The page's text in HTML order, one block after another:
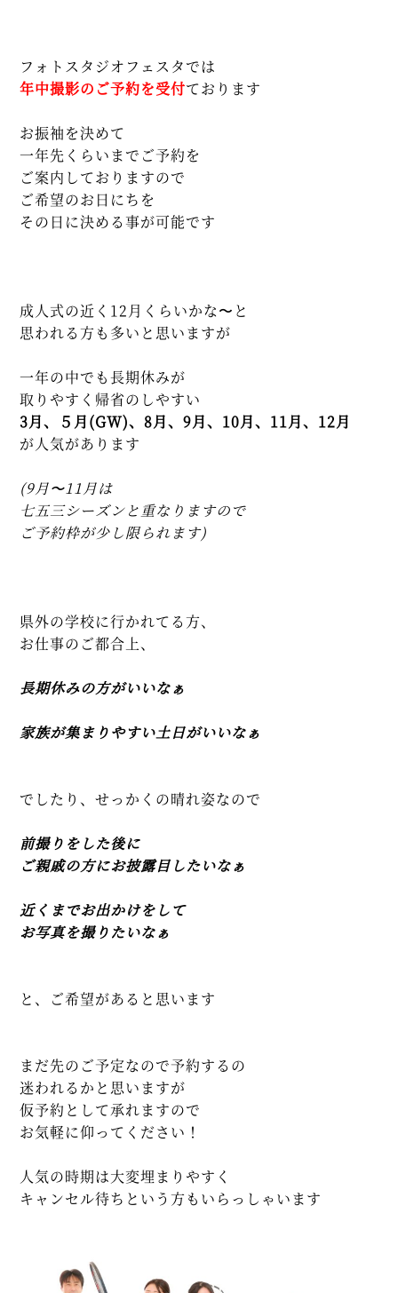
フォトスタジオフェスタでは
年中撮影のご予約を受付ております
お振袖を決めて
一年先くらいまでご予約を
ご案内しておりますので
ご希望のお日にちを
その日に決める事が可能です
成人式の近く12月くらいかな〜と
思われる方も多いと思いますが
一年の中でも長期休みが
取りやすく帰省のしやすい
3月、５月(GW)、8月、9月、 10月、11月、12月
が人気があります
(9月〜11月は
七五三シーズンと重なりますので
ご予約枠が少し限られます)
県外の学校に行かれてる方、
お仕事のご都合上、
長期休みの方がいいなぁ
家族が集まりやすい土日がいいなぁ
でしたり、せっかくの晴れ姿なので
前撮りをした後に
ご親戚の方にお披露目したいなぁ
近くまでお出かけをして
お写真を撮りたいなぁ
と、ご希望があると思います
まだ先のご予定なので予約するの
迷われるかと思いますが
仮予約として承れますので
お気軽に仰ってください！
人気の時期は大変埋まりやすく
キャンセル待ちという方もいらっしゃいます